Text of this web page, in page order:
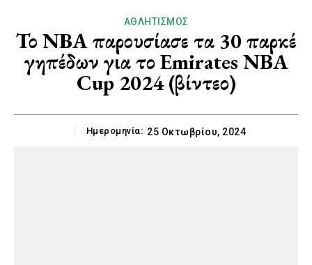
ΑΘΛΗΤΙΣΜΌΣ
Το ΝΒΑ παρουσίασε τα 30 παρκέ
γηπέδων για το Emirates NBA
Cup 2024 (βίντεο)
Ημερομηνία: 25 Οκτωβρίου, 2024